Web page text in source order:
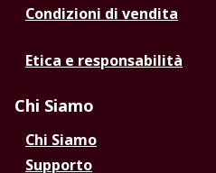
Condizioni di vendita
Etica e responsabilità
Chi Siamo
Chi Siamo
Supporto